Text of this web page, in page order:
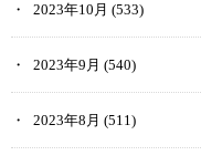
2023年10月 (533)
2023年9月 (540)
2023年8月 (511)